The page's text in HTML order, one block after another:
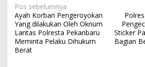
N
a
v
i
Pos sebelumnya
Ayah Korban Pengeroyokan
Yang dilakukan Oleh Oknum
Lantas Polresta Pekanbaru
Meminta Pelaku Dihukum
Berat
Sticker
Bagian